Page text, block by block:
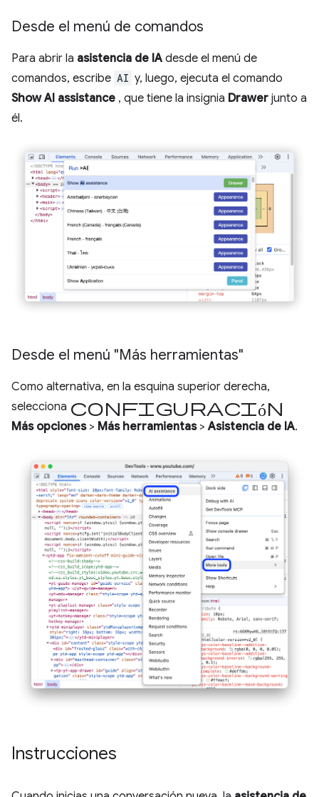
Desde el menú de comandos
Para abrir la asistencia de IA desde el menú de
comandos, escribe AI y, luego, ejecuta el comando
Show AI assistance , que tiene la insignia Drawer junto a
él.
Desde el menú "Más herramientas"
Como alternativa, en la esquina superior derecha,
selecciona configuración
Más opciones> Más herramientas>Asistencia de IA.
Instrucciones